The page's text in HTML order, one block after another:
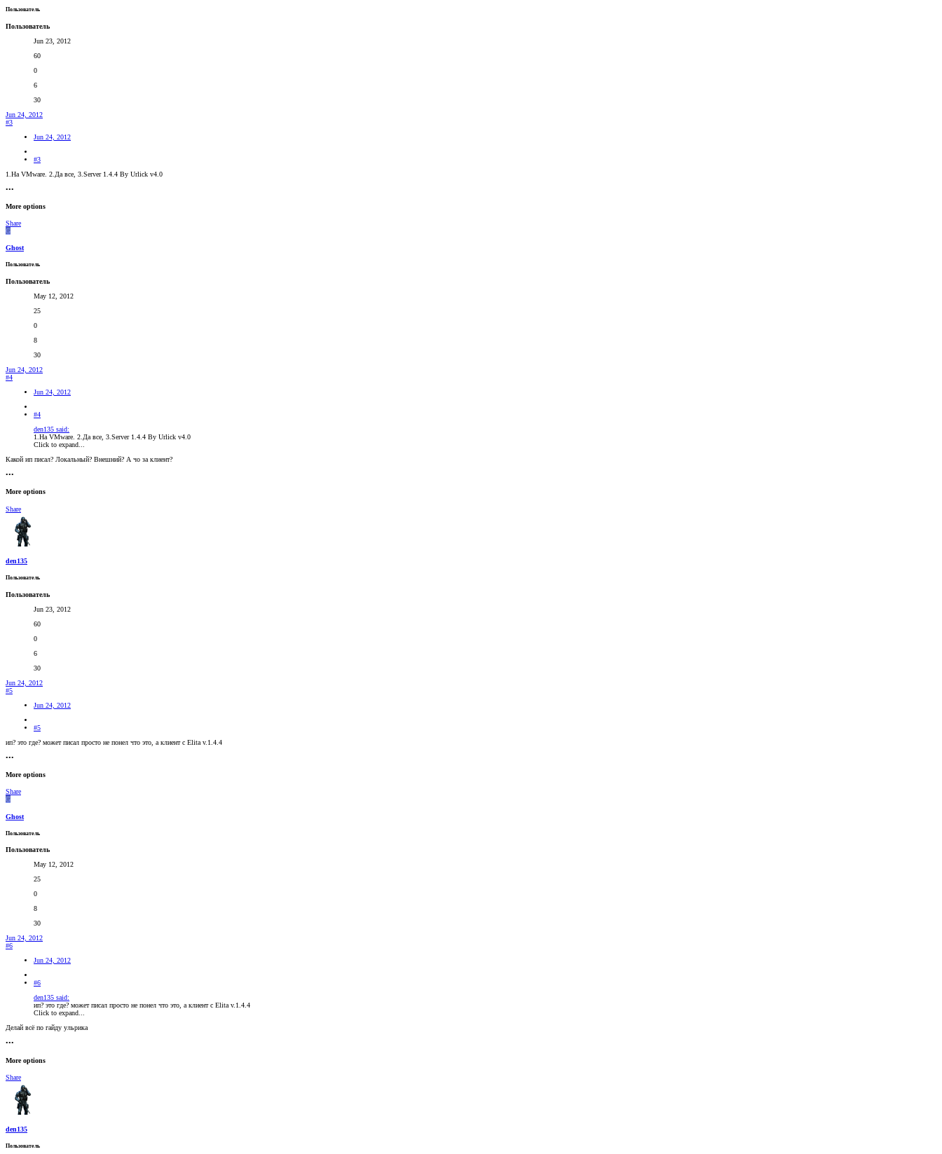
Пользователь
Пользователь
Jun 23, 2012
60
0
6
30
Jun 24, 2012
#3
Jun 24, 2012
#3
1.На VMware. 2.Да все, 3.Server 1.4.4 By Urlick v4.0
•••
More options
Share
G
Ghost
Пользователь
Пользователь
May 12, 2012
25
0
8
30
Jun 24, 2012
#4
Jun 24, 2012
#4
den135 said:
1.На VMware. 2.Да все, 3.Server 1.4.4 By Urlick v4.0
Click to expand...
Какой ип писал? Локальный? Внешний? А чо за клиент?
•••
More options
Share
den135
Пользователь
Пользователь
Jun 23, 2012
60
0
6
30
Jun 24, 2012
#5
Jun 24, 2012
#5
ип? это где? может писал просто не понел что это, а клиент с Elita v.1.4.4
•••
More options
Share
G
Ghost
Пользователь
Пользователь
May 12, 2012
25
0
8
30
Jun 24, 2012
#6
Jun 24, 2012
#6
den135 said:
ип? это где? может писал просто не понел что это, а клиент с Elita v.1.4.4
Click to expand...
Делай всё по гайду ульрика
•••
More options
Share
den135
Пользователь